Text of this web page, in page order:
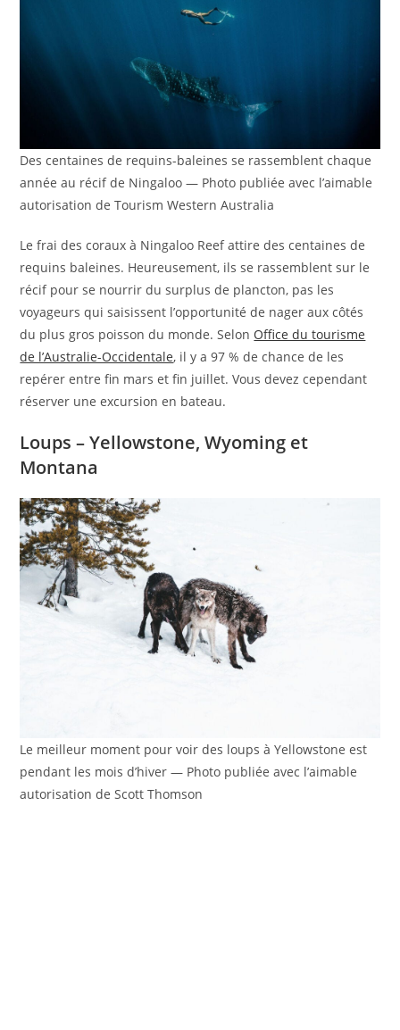
Des centaines de requins-baleines se rassemblent chaque
année au récif de Ningaloo — Photo publiée avec l’aimable
autorisation de Tourism Western Australia
Le frai des coraux à Ningaloo Reef attire des centaines de
requins baleines. Heureusement, ils se rassemblent sur le
récif pour se nourrir du surplus de plancton, pas les
voyageurs qui saisissent l’opportunité de nager aux côtés
du plus gros poisson du monde. Selon Office du tourisme
de l’Australie-Occidentale, il y a 97 % de chance de les
repérer entre fin mars et fin juillet. Vous devez cependant
réserver une excursion en bateau.
Loups – Yellowstone, Wyoming et
Montana
Le meilleur moment pour voir des loups à Yellowstone est
pendant les mois d’hiver — Photo publiée avec l’aimable
autorisation de Scott Thomson